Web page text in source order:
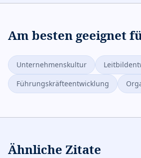
Am besten geeignet
Unternehmenskultur
Führungskräfteentwicklung
Ähnliche Zitate